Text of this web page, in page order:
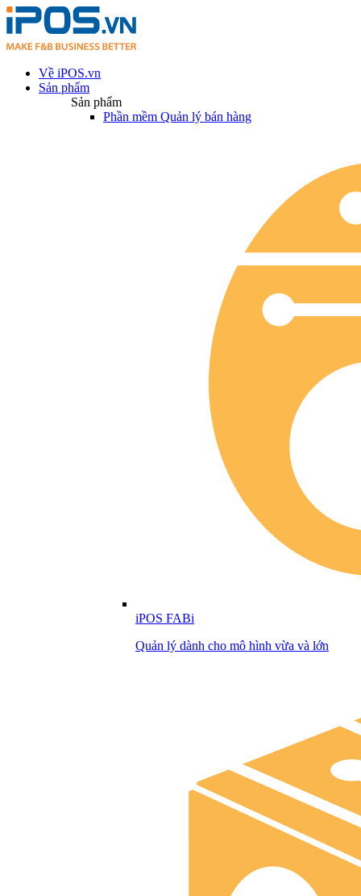
Về iPOS.vn
Sản phẩm
Sản phẩm
Phần mềm Quản lý bán hàng
iPOS FABi
Quản lý dành cho mô hình vừa và lớn